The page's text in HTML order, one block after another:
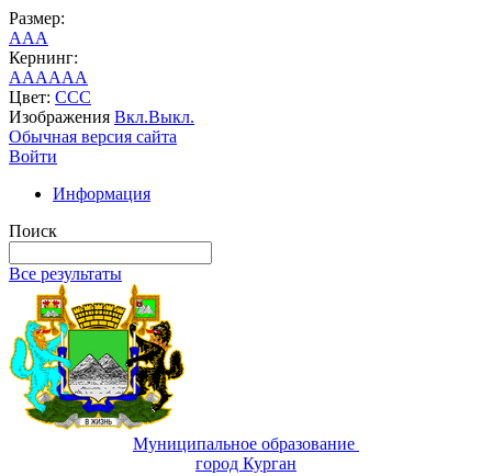
Размер:
AAA
Кернинг:
AAAAAA
Цвет: CCC
Изображения Вкл.Выкл.
Обычная версия сайта
Войти
Информация
Поиск
Все результаты
Муниципальное образование
город Курган